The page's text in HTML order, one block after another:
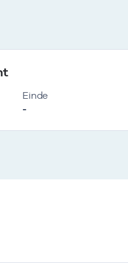
Einde
-